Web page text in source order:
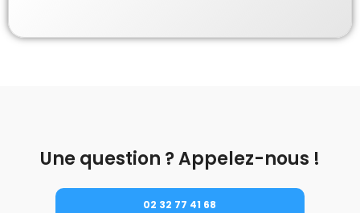
Une question ? Appelez-nous !
02 32 77 41 68